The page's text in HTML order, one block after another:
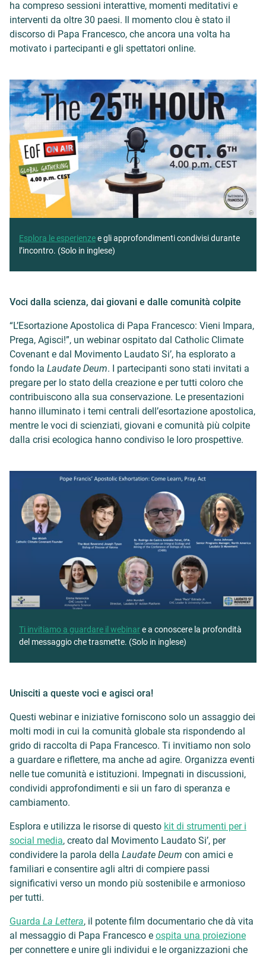
ha compreso sessioni interattive, momenti meditativi e
interventi da oltre 30 paesi. Il momento clou è stato il
discorso di Papa Francesco, che ancora una volta ha
motivato i partecipanti e gli spettatori online.
Esplora le esperienzee gli approfondimenti condivisi durante
l’incontro. (Solo in inglese)
Voci dalla scienza, dai giovani e dalle comunità colpite
“L’Esortazione Apostolica di Papa Francesco: Vieni Impara,
Prega, Agisci!”, un webinar ospitato dal Catholic Climate
Covenant e dal Movimento Laudato Si’, ha esplorato a
fondo la Laudate Deum. I partecipanti sono stati invitati a
pregare per lo stato della creazione e per tutti coloro che
contribuiscono alla sua conservazione. Le presentazioni
hanno illuminato i temi centrali dell’esortazione apostolica,
mentre le voci di scienziati, giovani e comunità più colpite
dalla crisi ecologica hanno condiviso le loro prospettive.
Ti invitiamo a guardare il webinare a conoscere la profondità
del messaggio che trasmette. (Solo in inglese)
Unisciti a queste voci e agisci ora!
Questi webinar e iniziative forniscono solo un assaggio dei
molti modi in cui la comunità globale sta rispondendo al
grido di raccolta di Papa Francesco. Ti invitiamo non solo
a guardare e riflettere, ma anche ad agire. Organizza eventi
nelle tue comunità e istituzioni. Impegnati in discussioni,
condividi approfondimenti e sii un faro di speranza e
cambiamento.
Esplora e utilizza le risorse di questo kit di strumenti per i
social media, creato dal Movimento Laudato Si’, per
condividere la parola della Laudate Deum con amici e
familiari e consentire agli altri di compiere passi
significativi verso un mondo più sostenibile e armonioso
per tutti.
Guarda La Lettera, il potente film documentario che dà vita
al messaggio di Papa Francesco e ospita una proiezione
per connettere e unire gli individui e le organizzazioni che